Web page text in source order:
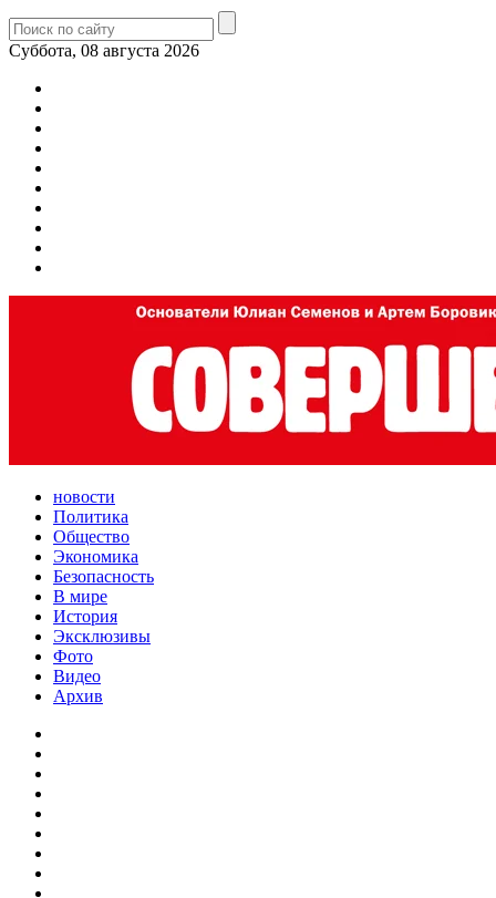
Суббота, 08 августа 2026
новости
Политика
Общество
Экономика
Безопасность
В мире
История
Эксклюзивы
Фото
Видео
Архив